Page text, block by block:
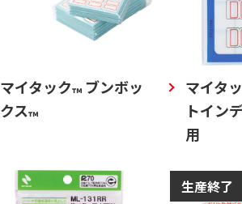
マイタック™ブンボッ
クス™
マイタ
トイン
用
生産終了